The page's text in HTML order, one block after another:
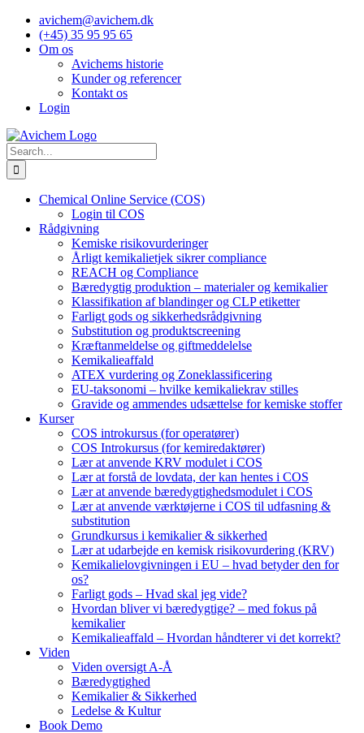
Skip
content
avichem@avichem.dk
(+45) 35 95 95 65
Om os
Avichems historie
Kunder og referencer
Kontakt os
Login
Search
for:
Chemical Online Service (COS)
Login til COS
Rådgivning
Kemiske risikovurderinger
Årligt kemikalietjek sikrer compliance
REACH og Compliance
Bæredygtig produktion – materialer og kemikalier
Klassifikation af blandinger og CLP etiketter
Farligt gods og sikkerhedsrådgivning
Substitution og produktscreening
Kræftanmeldelse og giftmeddelelse
Kemikalieaffald
ATEX vurdering og Zoneklassificering
EU-taksonomi – hvilke kemikaliekrav stilles
Gravide og ammendes udsættelse for kemiske stoffer
Kurser
COS introkursus (for operatører)
COS Introkursus (for kemiredaktører)
Lær at anvende KRV modulet i COS
Lær at forstå de lovdata, der kan hentes i COS
Lær at anvende bæredygtighedsmodulet i COS
Lær at anvende værktøjerne i COS til udfasning &
substitution
Grundkursus i kemikalier & sikkerhed
Lær at udarbejde en kemisk risikovurdering (KRV)
Kemikalielovgivningen i EU – hvad betyder den for
os?
Farligt gods – Hvad skal jeg vide?
Hvordan bliver vi bæredygtige? – med fokus på
kemikalier
Kemikalieaffald – Hvordan håndterer vi det korrekt?
Viden
Viden oversigt A-Å
Bæredygtighed
Kemikalier & Sikkerhed
Ledelse & Kultur
Book Demo